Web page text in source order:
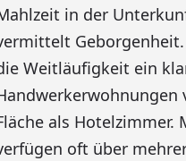
in der
Weitläufigkeit ein
als Hotelzimmer.
oft über